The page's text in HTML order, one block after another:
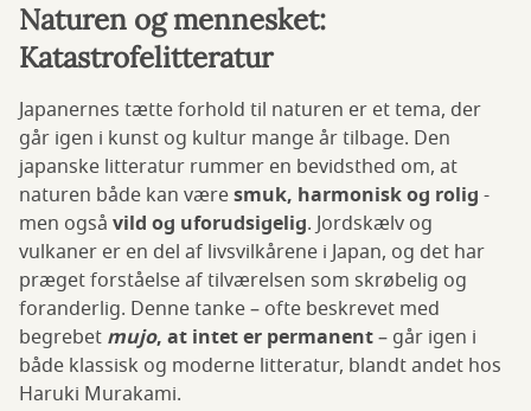
Naturen og mennesket:
Katastrofelitteratur
Japanernes tætte forhold til naturen er et tema, der
går igen i kunst og kultur mange år tilbage. Den
japanske litteratur rummer en bevidsthed om, at
naturen både kan væresmuk, harmonisk og rolig -
men også vild og uforudsigelig. Jordskælv og
vulkaner er en del af livsvilkårene i Japan, og det har
præget forståelse af tilværelsen som skrøbelig og
foranderlig. Denne tanke – ofte beskrevet med
begrebet mujo, at intet er permanent– går igen i
både klassisk og moderne litteratur, blandt andet hos
Haruki Murakami.